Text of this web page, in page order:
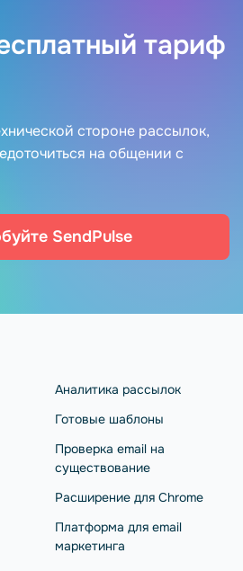
тариф
стороне рассылок,
на общении с
SendPulse
Аналитика рассылок
Готовые шаблоны
Проверка email на
существование
Расширение для Chrome
Платформа для email
маркетинга